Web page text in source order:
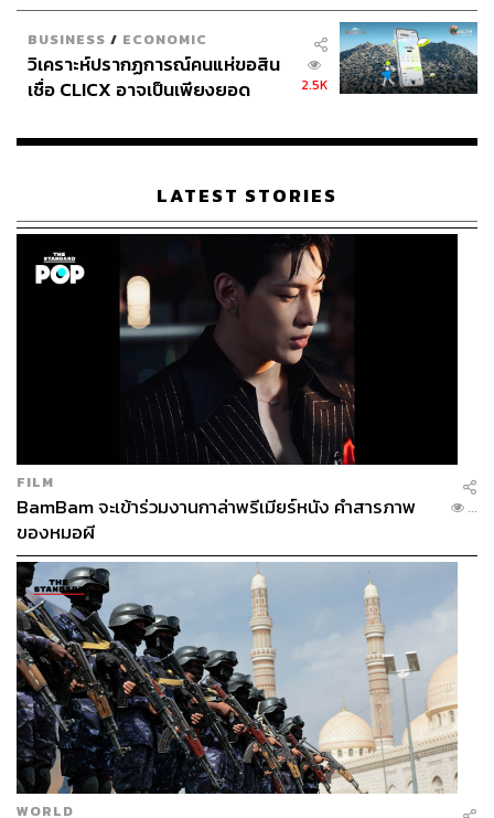
BUSINESS / ECONOMIC
วิเคราะห์ปรากฏการณ์คนแห่ขอสิน
เชื่อ CLICX อาจเป็นเพียงยอด
เรือนไทยที่ถูกซุกไว้
2.5K
LATEST STORIES
FILM
BamBam จะเข้าร่วมงานกาล่าพรีเมียร์หนัง คำสารภาพ
ของหมอผี
...
WORLD